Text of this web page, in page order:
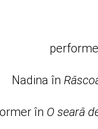
Nadina în
în O seară